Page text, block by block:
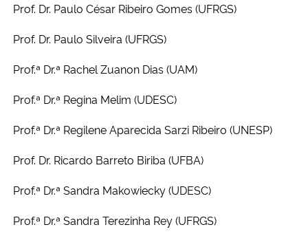
Prof. Dr. Paulo César Ribeiro Gomes (UFRGS)
Prof. Dr. Paulo Silveira (UFRGS)
Prof.ª Dr.ª Rachel Zuanon Dias (UAM)
Prof.ª Dr.ª Regina Melim (UDESC)
Prof.ª Dr.ª Regilene Aparecida Sarzi Ribeiro (UNESP)
Prof. Dr. Ricardo Barreto Biriba (UFBA)
Prof.ª Dr.ª Sandra Makowiecky (UDESC)
Prof.ª Dr.ª Sandra Terezinha Rey (UFRGS)